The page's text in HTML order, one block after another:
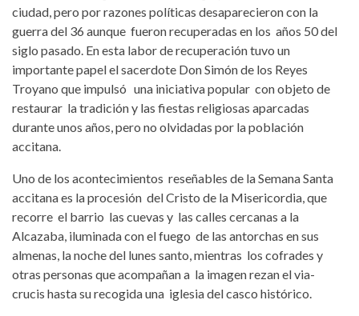
ciudad, pero por razones políticas desaparecieron con la
guerra del 36 aunque fueron recuperadas en los años 50 del
siglo pasado. En esta labor de recuperación tuvo un
importante papel el sacerdote Don Simón de los Reyes
Troyano que impulsó una iniciativa popular con objeto de
restaurar la tradición y las fiestas religiosas aparcadas
durante unos años, pero no olvidadas por la población
accitana.
Uno de los acontecimientos reseñables de la Semana Santa
accitana es la procesión del Cristo de la Misericordia, que
recorre el barrio las cuevas y las calles cercanas a la
Alcazaba, iluminada con el fuego de las antorchas en sus
almenas, la noche del lunes santo, mientras los cofrades y
otras personas que acompañan a la imagen rezan el via-
crucis hasta su recogida una iglesia del casco histórico.